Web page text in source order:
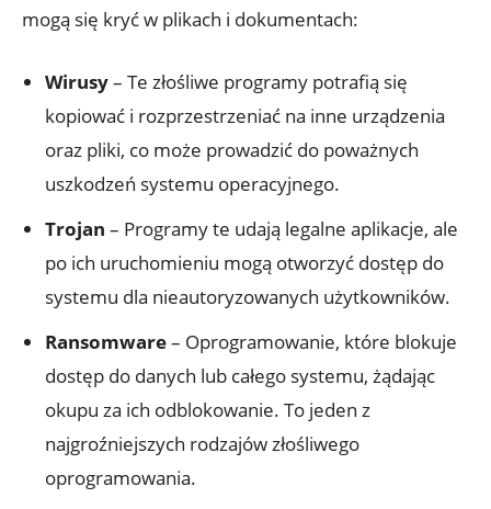
mogą się kryć w plikach i dokumentach:
Wirusy– Te złośliwe programy potrafią się
kopiować i rozprzestrzeniać na inne urządzenia
oraz pliki, co może prowadzić do poważnych
uszkodzeń systemu operacyjnego.
Trojan – Programy te udają legalne aplikacje, ale
po ich uruchomieniu mogą otworzyć dostęp do
systemu dla nieautoryzowanych użytkowników.
Ransomware– Oprogramowanie, które blokuje
dostęp do danych lub całego systemu, żądając
okupu za ich odblokowanie. To jeden z
najgroźniejszych rodzajów złośliwego
oprogramowania.